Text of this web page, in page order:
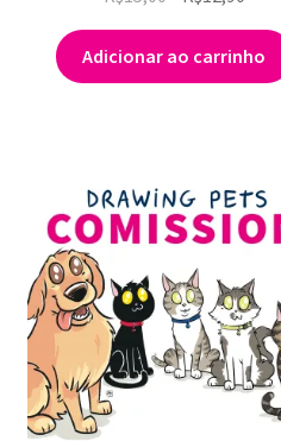
preço
original
era:
preço
atual
é:
Adicionar ao carrinho